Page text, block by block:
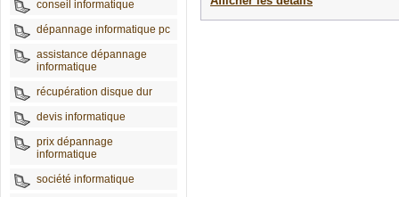
conseil informatique
dépannage informatique pc
assistance dépannage
informatique
récupération disque dur
devis informatique
prix dépannage
informatique
société informatique